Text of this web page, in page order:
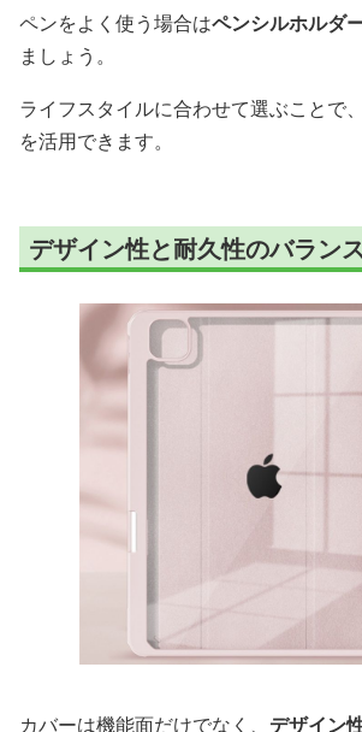
ペンをよく使う場合はペンシルホルダ
ましょう。
ライフスタイルに合わせて選ぶことで
を活用できます。
デザイン性と耐久性のバラン
カバーは機能面だけでなく、 デザイン